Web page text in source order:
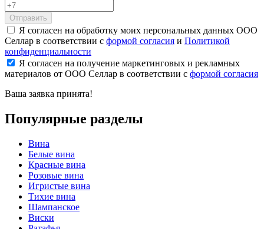
Отправить
Я согласен на обработку моих персональных данных ООО
Селлар в соответствии с формой согласия и Политикой
конфиденциальности
Я согласен на получение маркетинговых и рекламных
материалов от ООО Селлар в соответствии с формой согласия
Ваша заявка принята!
Популярные разделы
Вина
Белые вина
Красные вина
Розовые вина
Игристые вина
Тихие вина
Шампанское
Виски